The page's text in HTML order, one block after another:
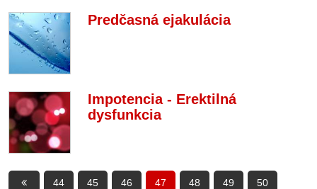
Predčasná ejakulácia
Impotencia - Erektilná
dysfunkcia
44 45 46 47 48 49 50